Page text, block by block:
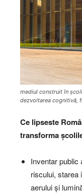
mediul construit în
dezvoltarea cognitivă,
Ce lipseste
transforma
Inventar public
riscului, starea
aerului și